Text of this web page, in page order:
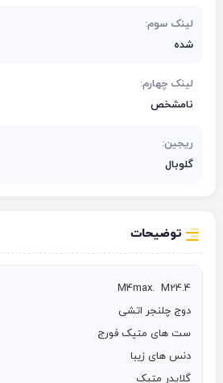
لینک سوم:
شده
لینک چهارم:
نامشخص
ریجین:
گلوبال
توضیحات
گلایدر متیک